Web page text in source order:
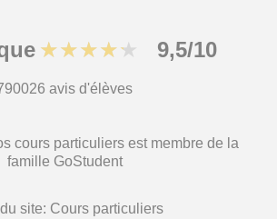
★★★★★ 9,5/10
avis d'élèves
cours particuliers est membre de la
famille GoStudent
site: Cours particuliers